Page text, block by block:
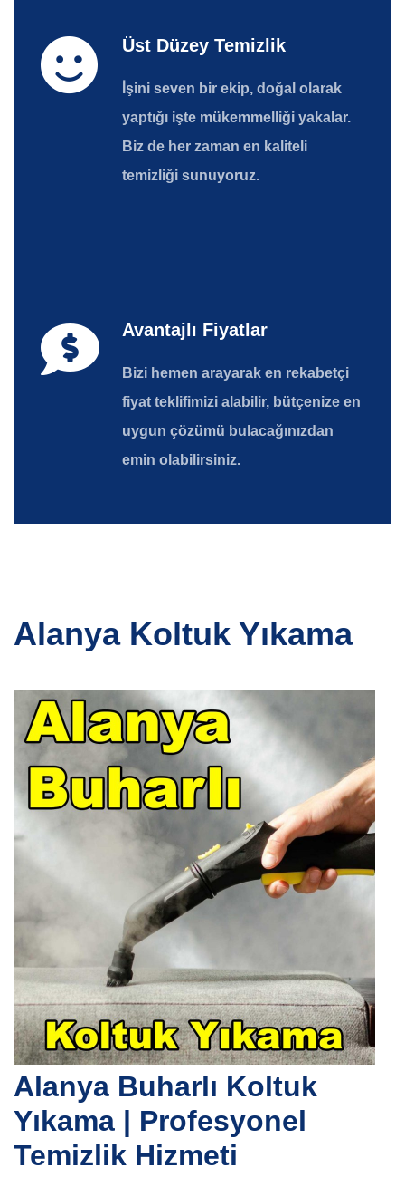
Üst Düzey Temizlik
İşini seven bir ekip, doğal olarak
yaptığı işte mükemmelliği yakalar.
Biz de her zaman en kaliteli
temizliği sunuyoruz.
Avantajlı Fiyatlar
Bizi hemen arayarak en rekabetçi
fiyat teklifimizi alabilir, bütçenize en
uygun çözümü bulacağınızdan
emin olabilirsiniz.
Alanya Koltuk Yıkama
Alanya Buharlı Koltuk
Yıkama | Profesyonel
Temizlik Hizmeti